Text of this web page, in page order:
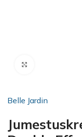
Kliki
Belle Jardin